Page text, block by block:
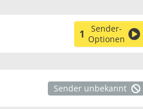
1
Sender-
Optionen
Sender unbekannt